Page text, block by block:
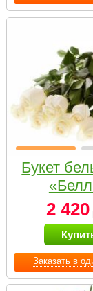
Заказать в
Букет
2 420